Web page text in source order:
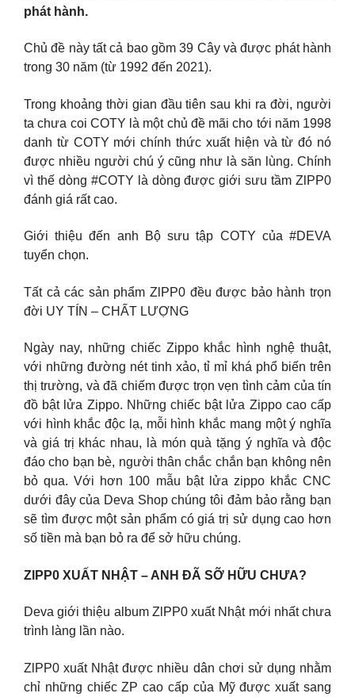
phát hành.
Chủ đề này tất cả bao gồm 39 Cây và được phát hành
trong 30 năm (từ 1992 đến 2021).
Trong khoảng thời gian đầu tiên sau khi ra đời, người
ta chưa coi COTY là một chủ đề mãi cho tới năm 1998
danh từ COTY mới chính thức xuất hiện và từ đó nó
được nhiều người chú ý cũng như là săn lùng. Chính
vì thế dòng #COTY là dòng được giới sưu tầm ZlPP0
đánh giá rất cao.
Giới thiệu đến anh Bộ sưu tập COTY của #DEVA
tuyển chọn.
Tất cả các sản phẩm ZlPP0 đều được bảo hành trọn
đời UY TÍN – CHẤT LƯỢNG
Ngày nay, những chiếc Zippo khắc hình nghệ thuật,
với những đường nét tinh xảo, tỉ mỉ khá phổ biến trên
thị trường, và đã chiếm được trọn vẹn tình cảm của tín
đồ bật lửa Zippo. Những chiếc bật lửa Zippo cao cấp
với hình khắc độc lạ, mỗi hình khắc mang một ý nghĩa
và giá trị khác nhau, là món quà tặng ý nghĩa và độc
đáo cho bạn bè, người thân chắc chắn bạn không nên
bỏ qua. Với hơn 100 mẫu bật lửa zippo khắc CNC
dưới đây của Deva Shop chúng tôi đảm bảo rằng bạn
sẽ tìm được một sản phẩm có giá trị sử dụng cao hơn
số tiền mà bạn bỏ ra để sở hữu chúng.
ZlPP0 XUẤT NHẬT – ANH ĐÃ SỠ HỮU CHƯA?
Deva giới thiệu album ZlPP0 xuất Nhật mới nhất chưa
trình làng lần nào.
ZlPP0 xuất Nhật được nhiều dân chơi sử dụng nhằm
chỉ những chiếc ZP cao cấp của Mỹ được xuất sang